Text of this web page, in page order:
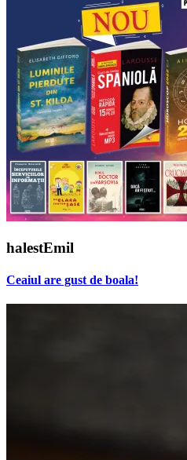
halestEmil
Ceaiul are gust de boala!